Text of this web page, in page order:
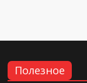
Полезное